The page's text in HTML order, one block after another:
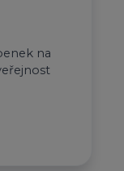
na